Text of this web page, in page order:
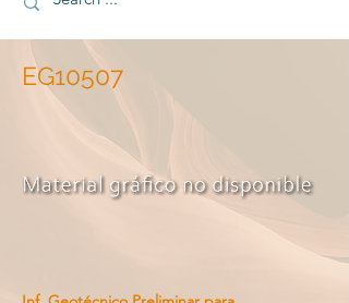
EG10507